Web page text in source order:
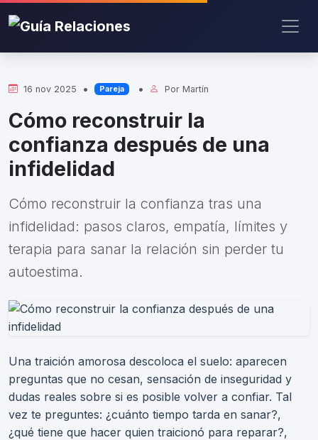
16 nov 2025 • Pareja • PorMartín
Cómo reconstruir la
confianza después de una
infidelidad
Cómo reconstruir la confianza tras una
infidelidad: pasos claros, empatía, límites y
terapia para sanar la relación sin perder tu
autoestima.
Una traición amorosa descoloca el suelo: aparecen
preguntas que no cesan, sensación de inseguridad y
dudas reales sobre si es posible volver a confiar. Tal
vez te preguntes: ¿cuánto tiempo tarda en sanar?,
¿qué tiene que hacer quien traicionó para reparar?,